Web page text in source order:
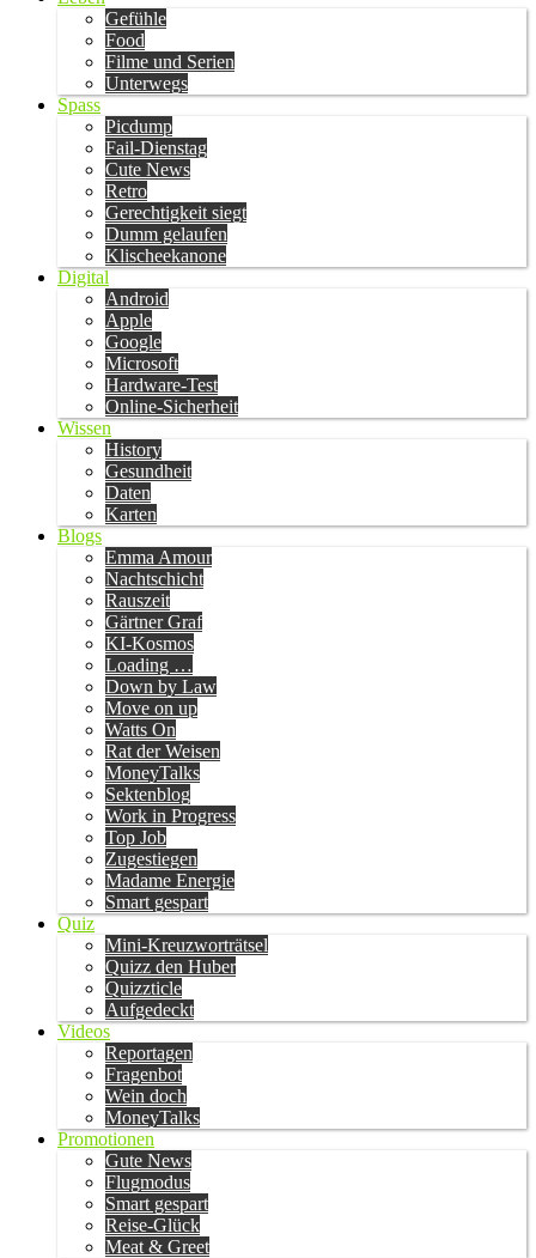
Gefühle
Food
Filme und Serien
Unterwegs
Spass
Picdump
Fail-Dienstag
Cute News
Retro
Gerechtigkeit siegt
Dumm gelaufen
Klischeekanone
Digital
Android
Apple
Google
Microsoft
Hardware-Test
Online-Sicherheit
Wissen
History
Gesundheit
Daten
Karten
Blogs
Emma Amour
Nachtschicht
Rauszeit
Gärtner Graf
KI-Kosmos
Loading …
Down by Law
Move on up
Watts On
Rat der Weisen
MoneyTalks
Sektenblog
Work in Progress
Top Job
Zugestiegen
Madame Energie
Smart gespart
Quiz
Mini-Kreuzworträtsel
Quizz den Huber
Quizzticle
Aufgedeckt
Videos
Reportagen
Fragenbot
Wein doch
MoneyTalks
Promotionen
Gute News
Flugmodus
Smart gespart
Reise-Glück
Meat & Greet